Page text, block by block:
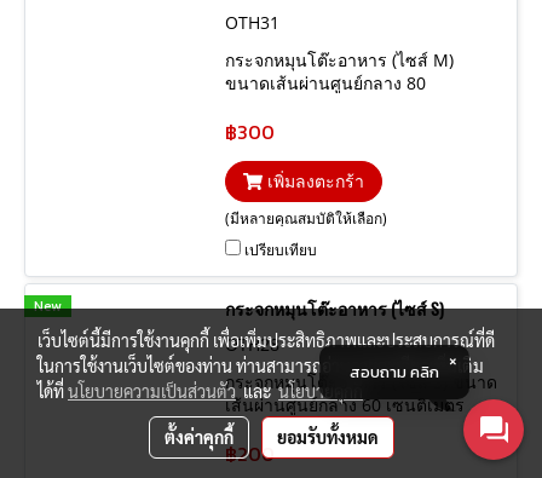
OTH31
กระจกหมุนโต๊ะอาหาร (ไซส์ M)
ขนาดเส้นผ่านศูนย์กลาง 80
฿300
เพิ่มลงตะกร้า
(มีหลายคุณสมบัติให้เลือก)
เปรียบเทียบ
New
กระจกหมุนโต๊ะอาหาร (ไซส์ S)
OTH28
กระจกหมุนโต๊ะอาหาร (ไซส์ S) ขนาด
เส้นผ่านศูนย์กลาง 60 เซนติเมตร
ความหนากระจก 15 มิล
฿200
เว็บไซต์นี้มีการใช้งานคุกกี้ เพื่อเพิ่มประสิทธิภาพและประสบการณ์ที่ดี
ในการใช้งานเว็บไซต์ของท่าน ท่านสามารถอ่านรายละเอียดเพิ่มเติม
ได้ที่นโยบายความเป็นส่วนตัวและนโยบายคุกกี้
ตั้งค่าคุกกี้ ยอมรับทั้งหมด
สอบถาม คลิก